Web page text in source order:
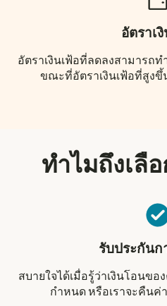
อัตราเ
อัตราเงินเฟ้อที่ลดลงสามารถ
ขณะที่อัตราเงินเฟ้อที่สูงขึ้
ทำไมถึงเลื
รับประกันก
สบายใจได้เมื่อรู้ว่าเงินโอนข
กำหนด หรือเราจะคืน